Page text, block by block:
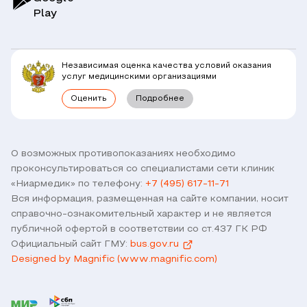
Клиники
Комплексные программы
Наши партнеры и клиенты
Правовая информация
Горячая линия / контроль качества
Связь с директором
Версия для слабовидящих
Прямое прикрепление сотрудников
Договор оферты
О возможных противопоказаниях необходимо
проконсультироваться со специалистами сети клиник
«Ниармедик» по телефону: +7 (495) 617-11-71
Вся информация, размещенная на сайте компании, носит
справочно-ознакомительный характер и не является
публичной офертой в соответствии со ст.437 ГК РФ
Официальный сайт ГМУ: bus.gov.ru
Designed by Magnific (www.magnific.com)
Play
Независимая оценка качества условий оказания
услуг медицинскими организациями
Оценить Подробнее